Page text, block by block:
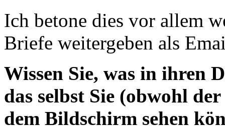
Ich betone dies vor allem
Briefe weitergeben als
Wissen Sie, was in ihren
das selbst Sie (obwohl
dem Bildschirm sehen